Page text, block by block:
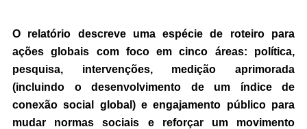
O relatório descreve uma espécie de roteiro para
ações globais com foco em cinco áreas: política,
pesquisa, intervenções, medição aprimorada
(incluindo o desenvolvimento de um índice de
conexão social global) e engajamento público para
mudar normas sociais e reforçar um movimento